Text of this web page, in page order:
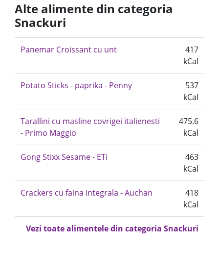
Alte alimente din categoria
Snackuri
Panemar Croissant cu unt
417
kCal
Potato Sticks - paprika - Penny
537
kCal
Tarallini cu masline covrigei italienesti
- Primo Maggio
475.6
kCal
Gong Stixx Sesame - ETi
463
kCal
Crackers cu faina integrala - Auchan
418
kCal
Vezi toate alimentele din categoria Snackuri